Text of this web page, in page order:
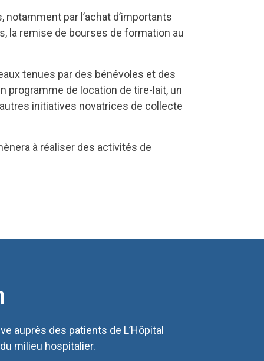
par l’achat d’importants
la remise de bourses de formation au
tenues par des bénévoles et des
programme de location de tire-lait, un
initiatives novatrices de collecte
à réaliser des activités de
auprès des patients de L’Hôpital
milieu hospitalier.